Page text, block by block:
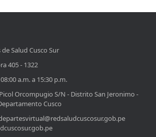
Salud Cusco Sur
405 - 1322
a.m. a 15:30 p.m.
Orcompugio S/N - Distrito San Jeronimo -
Cusco